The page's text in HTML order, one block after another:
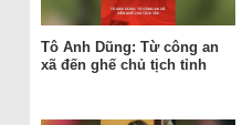
Tô Anh Dũng: Từ công an
xã đến ghế chủ tịch tỉnh